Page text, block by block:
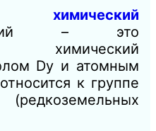
– это
химический
Dy и атомным
к группе